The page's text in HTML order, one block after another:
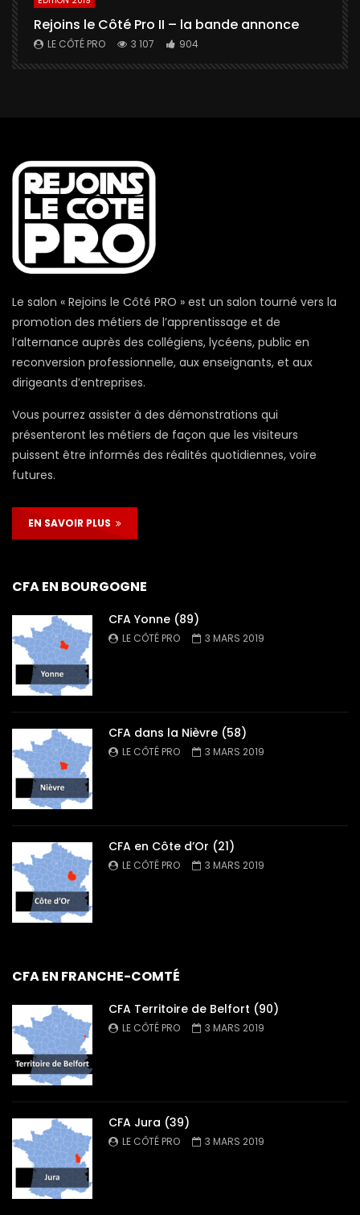
Rejoins le Côté Pro II – la bande annonce
LE CÔTÉ PRO 3 107 904
Le salon « Rejoins le Côté PRO » est un salon tourné vers la
promotion des métiers de l’apprentissage et de
l’alternance auprès des collégiens, lycéens, public en
reconversion professionnelle, aux enseignants, et aux
dirigeants d’entreprises.
Vous pourrez assister à des démonstrations qui
présenteront les métiers de façon que les visiteurs
puissent être informés des réalités quotidiennes, voire
futures.
EN SAVOIR PLUS
CFA EN BOURGOGNE
CFA Yonne (89)
LE CÔTÉ PRO 3 MARS 2019
CFA dans la Nièvre (58)
LE CÔTÉ PRO 3 MARS 2019
CFA en Côte d’Or (21)
LE CÔTÉ PRO 3 MARS 2019
CFA EN FRANCHE-COMTÉ
CFA Territoire de Belfort (90)
LE CÔTÉ PRO 3 MARS 2019
CFA Jura (39)
LE CÔTÉ PRO 3 MARS 2019